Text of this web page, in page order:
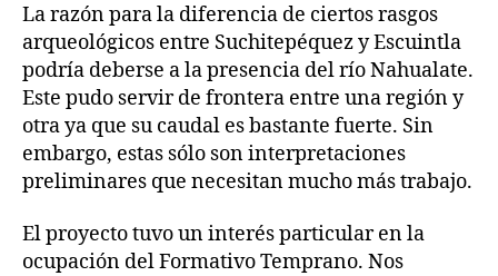
La razón para la diferencia de ciertos rasgos
arqueológicos entre Suchitepéquez y Escuintla
podría deberse a la presencia del río Nahualate.
Este pudo servir de frontera entre una región y
otra ya que su caudal es bastante fuerte. Sin
embargo, estas sólo son interpretaciones
preliminares que necesitan mucho más trabajo.
El proyecto tuvo un interés particular en la
ocupación del Formativo Temprano. Nos